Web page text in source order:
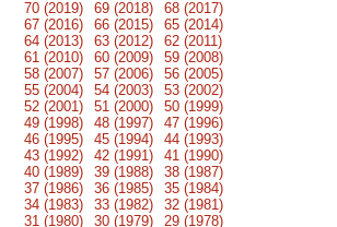
70 (2019)
69 (2018)
68 (2017)
67 (2016)
66 (2015)
65 (2014)
64 (2013)
63 (2012)
62 (2011)
61 (2010)
60 (2009)
59 (2008)
58 (2007)
57 (2006)
56 (2005)
55 (2004)
54 (2003)
53 (2002)
52 (2001)
51 (2000)
50 (1999)
49 (1998)
48 (1997)
47 (1996)
46 (1995)
45 (1994)
44 (1993)
43 (1992)
42 (1991)
41 (1990)
40 (1989)
39 (1988)
38 (1987)
37 (1986)
36 (1985)
35 (1984)
34 (1983)
33 (1982)
32 (1981)
31 (1980)
30 (1979)
29 (1978)